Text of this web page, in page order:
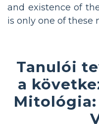
and existence of
is only one of these
Tanulói
a
Mitológia: